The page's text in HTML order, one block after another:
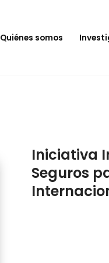
Quiénes somos
Iniciativa
Seguros